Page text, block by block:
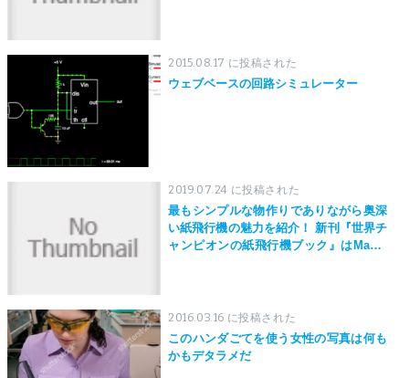
2015.08.17 に投稿された
ウェブベースの回路シミュレーター
2019.07.24 に投稿された
最もシンプルな物作りでありながら奥深
い紙飛行機の魅力を紹介！ 新刊『世界チ
ャンピオンの紙飛行機ブック』はMaker
2016.03.16 に投稿された
このハンダごてを使う女性の写真は何も
かもデタラメだ